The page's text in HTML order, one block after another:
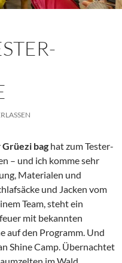
Grüezi bag hat zum Tester-
– und ich komme sehr
Materialen und
und Jacken vom
Team, steht ein
mit bekannten
auf den Programm. Und
Shine Camp. Übernachtet